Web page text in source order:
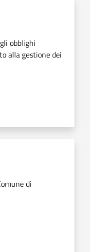
obblighi
alla gestione dei
di